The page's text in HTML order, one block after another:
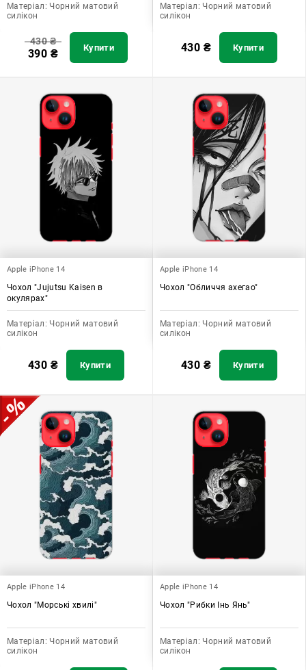
Матеріал: Чорний матовий
силікон
430₴
390 ₴ Купити
Матеріал: Чорний матовий
силікон
430 ₴ Купити
Apple iPhone 14
Чохол "Jujutsu Kaisen в
окулярах"
Матеріал: Чорний матовий
силікон
430 ₴ Купити
Apple iPhone 14
Чохол "Обличчя ахегао"
Матеріал: Чорний матовий
силікон
430 ₴ Купити
Apple iPhone 14
Чохол "Морські хвилі"
Матеріал: Чорний матовий
силікон
Apple iPhone 14
Чохол "Рибки Інь Янь"
Матеріал: Чорний матовий
силікон